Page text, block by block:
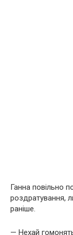
Ганна повільно
роздратування,
раніше.
— Нехай